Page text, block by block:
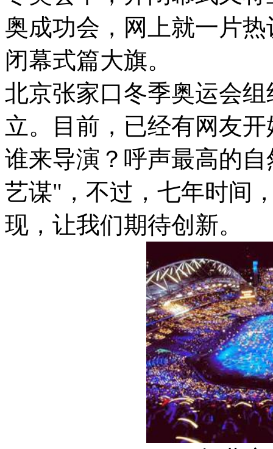
奥成功会，网上就一片
闭幕式篇大旗。
北京张家口冬季奥运会
立。目前，已经有网友
谁来导演？呼声最高的
艺谋"，不过，七年时间
现，让我们期待创新。